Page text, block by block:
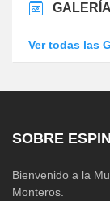
Ver todas las
SOBRE
Bienvenido a la
Monteros.